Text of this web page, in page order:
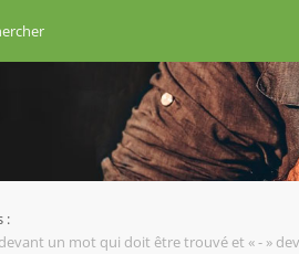
:
devant un mot qui doit être trouvé et « - »